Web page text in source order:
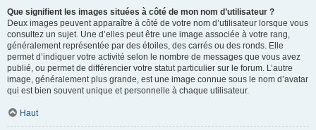
Que signifient les images situées à côté de mon nom d’utilisateur ?
Deux images peuvent apparaître à côté de votre nom d’utilisateur lorsque vous
consultez un sujet. Une d’elles peut être une image associée à votre rang,
généralement représentée par des étoiles, des carrés ou des ronds. Elle
permet d’indiquer votre activité selon le nombre de messages que vous avez
publié, ou permet de différencier votre statut particulier sur le forum. L’autre
image, généralement plus grande, est une image connue sous le nom d’avatar
qui est bien souvent unique et personnelle à chaque utilisateur.
Haut